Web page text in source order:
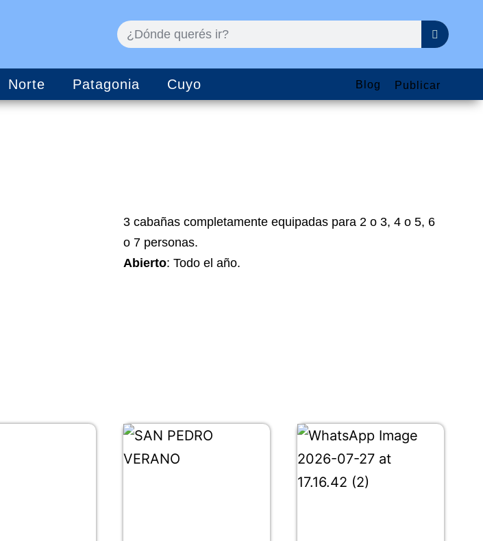
Norte Patagonia Cuyo Blog Publicar
3 cabañas completamente equipadas para 2 o 3, 4 o 5, 6
o 7 personas.
Abierto: Todo el año.